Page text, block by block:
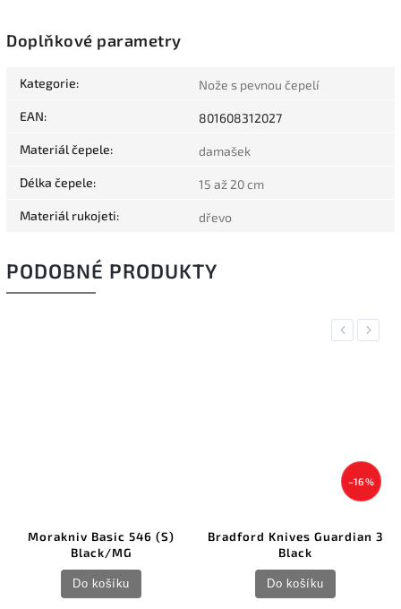
Doplňkové parametry
Kategorie: Nože s pevnou čepelí
EAN: 801608312027
Materiál čepele: damašek
Délka čepele: 15 až 20 cm
Materiál rukojeti: dřevo
PODOBNÉ PRODUKTY
Previous
Morakniv Basic 546 (S)
Black/MG
Do košíku
–16 %
Bradford Knives Guardian 3
Black
Do košíku
Next